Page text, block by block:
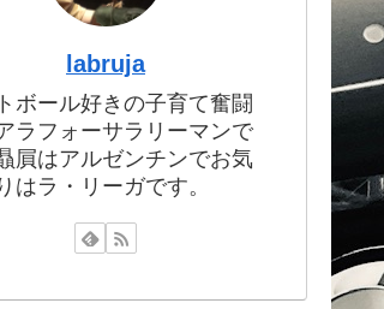
labruja
ボール好きの子育て奮闘
ラフォーサラリーマンで
屓はアルゼンチンでお気
はラ・リーガです。